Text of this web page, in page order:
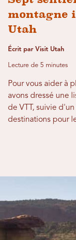
montagne
Utah
Écrit par Visit Utah
Lecture de 5 minutes
Pour vous aider à
avons dressé une
de VTT, suivie
destinations pour